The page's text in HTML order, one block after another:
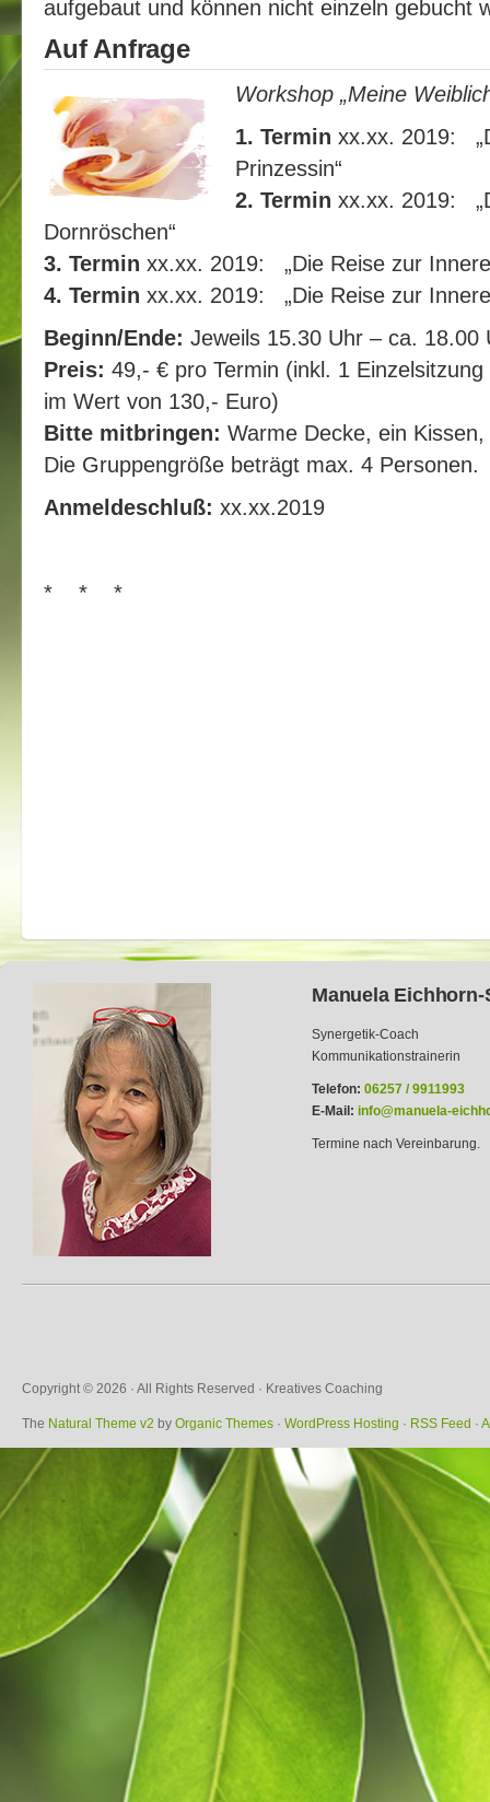
aufgebaut und können nicht einzeln gebucht
Auf Anfrage
Workshop „Meine
1. Termin xx.xx. 2019:
Prinzessin“
2. Termin xx.xx. 2019:
Dornröschen“
3. Termin xx.xx. 2019: „Die Reise zur
4. Termin xx.xx. 2019: „Die Reise zur
Beginn/Ende: Jeweils 15.30 Uhr – ca. 18.00
Preis: 49,- € pro Termin (inkl. 1
im Wert von 130,- Euro)
Bitte mitbringen: Warme Decke, ein
Die Gruppengröße beträgt max. 4 Personen.
Anmeldeschluß: xx.xx.2019
* * *
Manuela Eichhorn-
Synergetik-Coach
Kommunikationstrainerin
Telefon: 06257 / 9911993
E-Mail: info@manuela-
Termine nach Vereinbarung.
Copyright © 2026 · All Rights Reserved · Kreatives Coaching
The Natural Theme v2 by Organic Themes · WordPress Hosting · RSS Feed ·